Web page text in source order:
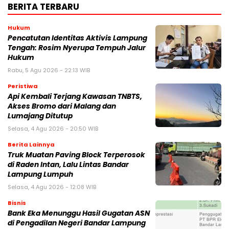
BERITA TERBARU
Hukum
Pencatutan Identitas Aktivis Lampung
Tengah: Rosim Nyerupa Tempuh Jalur
Hukum
Rabu, 5 Agu 2026 - 22:13 WIB
Peristiwa
Api Kembali Terjang Kawasan TNBTS,
Akses Bromo dari Malang dan
Lumajang Ditutup
Selasa, 4 Agu 2026 - 20:50 WIB
Berita Lainnya
Truk Muatan Paving Block Terperosok
di Raden Intan, Lalu Lintas Bandar
Lampung Lumpuh
Selasa, 4 Agu 2026 - 12:08 WIB
Bisnis
Bank Eka Menunggu Hasil Gugatan ASN
di Pengadilan Negeri Bandar Lampung